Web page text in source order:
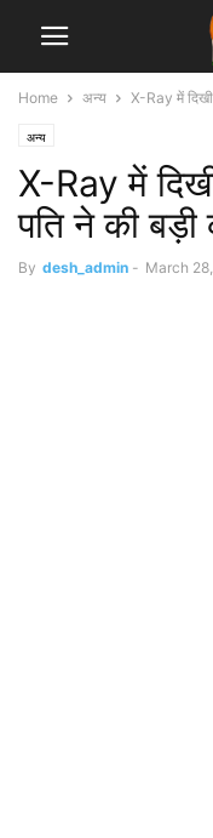
Home अन्य X-Ray में दिखी
अन्य
X-Ray में
पति ने की बड़ी
By desh_admin - March